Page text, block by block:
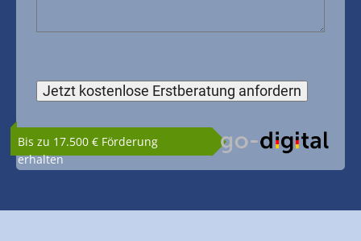
Bis zu 17.500 € Förderung
erhalten